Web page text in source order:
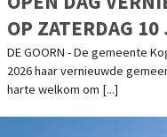
OP ZATERDAG
DE GOORN - De gemeente
2026 haar vernieuwde
harte welkom om [...]